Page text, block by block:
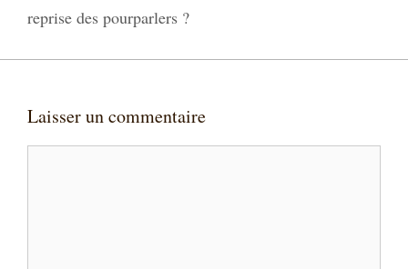
reprise des pourparlers ?
Laisser un commentaire